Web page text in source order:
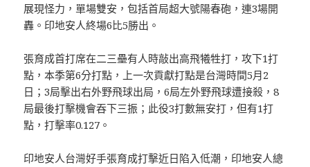
展現怪力，單場雙安，包括首局超大號陽春砲，連3場開
轟。印地安人終場6比5勝出。
張育成首打席在二三壘有人時敲出高飛犧牲打，攻下1打
點，本季第6分打點，上一次貢獻打點是台灣時間5月2
日；3局擊出右外野飛球出局，6局左外野飛球遭接殺，8
局最後打擊機會吞下三振；此役3打數無安打，但有1打
點，打擊率0.127。
印地安人台灣好手張育成打擊近日陷入低潮，印地安人總